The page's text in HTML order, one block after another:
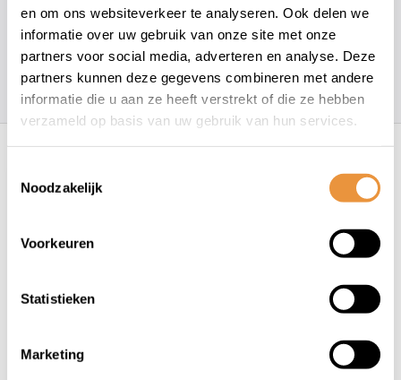
en om ons websiteverkeer te analyseren. Ook delen we
informatie over uw gebruik van onze site met onze
partners voor social media, adverteren en analyse. Deze
partners kunnen deze gegevens combineren met andere
informatie die u aan ze heeft verstrekt of die ze hebben
verzameld op basis van uw gebruik van hun services.
Noodzakelijk
Voorkeuren
Statistieken
Marketing
info@artsloten.nl
157 klanten geven een 4.7/ 5 op
Recent bekeken
Fietsrugzak voor 15,6 inch
laptop Basil B-Safe